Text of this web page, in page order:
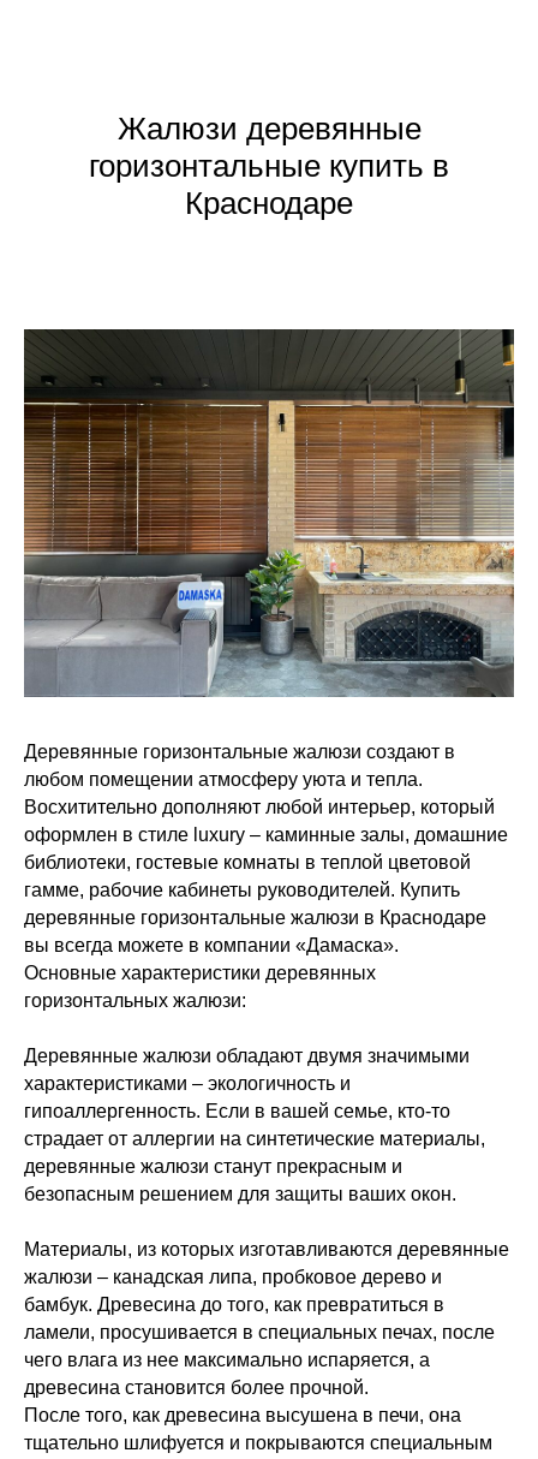
Жалюзи деревянные
горизонтальные купить в
Краснодаре
Деревянные горизонтальные жалюзи создают в
любом помещении атмосферу уюта и тепла.
Восхитительно дополняют любой интерьер, который
оформлен в стиле luxury – каминные залы, домашние
библиотеки, гостевые комнаты в теплой цветовой
гамме, рабочие кабинеты руководителей. Купить
деревянные горизонтальные жалюзи в Краснодаре
вы всегда можете в компании «Дамаска».
Основные характеристики деревянных
горизонтальных жалюзи:
Деревянные жалюзи обладают двумя значимыми
характеристиками – экологичность и
гипоаллергенность. Если в вашей семье, кто-то
страдает от аллергии на синтетические материалы,
деревянные жалюзи станут прекрасным и
безопасным решением для защиты ваших окон.
Материалы, из которых изготавливаются деревянные
жалюзи – канадская липа, пробковое дерево и
бамбук. Древесина до того, как превратиться в
ламели, просушивается в специальных печах, после
чего влага из нее максимально испаряется, а
древесина становится более прочной.
После того, как древесина высушена в печи, она
тщательно шлифуется и покрываются специальным